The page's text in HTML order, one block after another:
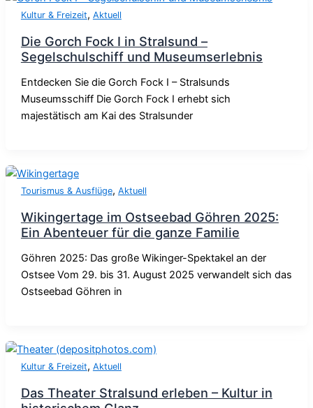
Kultur & Freizeit, Aktuell
Die Gorch Fock I in Stralsund –
Segelschulschiff und Museumserlebnis
Entdecken Sie die Gorch Fock I – Stralsunds
Museumsschiff Die Gorch Fock I erhebt sich
majestätisch am Kai des Stralsunder
Tourismus & Ausflüge, Aktuell
Wikingertage im Ostseebad Göhren 2025:
Ein Abenteuer für die ganze Familie
Göhren 2025: Das große Wikinger-Spektakel an der
Ostsee Vom 29. bis 31. August 2025 verwandelt sich das
Ostseebad Göhren in
Kultur & Freizeit, Aktuell
Das Theater Stralsund erleben – Kultur in